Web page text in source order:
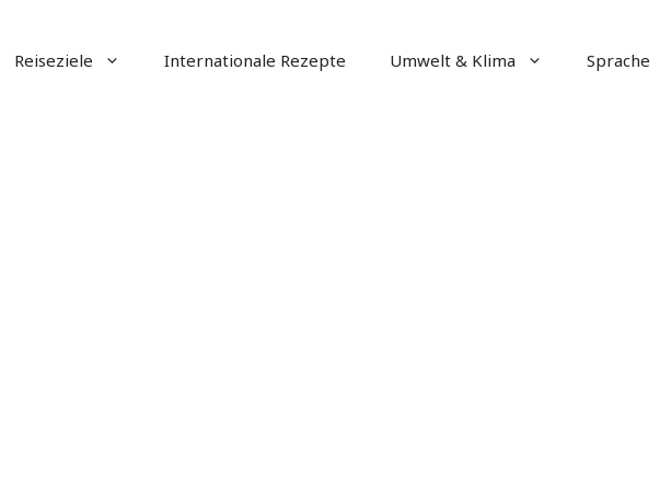
Reiseziele Internationale Rezepte Umwelt & Klima Sprache